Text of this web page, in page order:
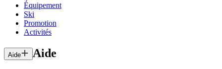
Équipement
Ski
Promotion
Activités
Aide Aide